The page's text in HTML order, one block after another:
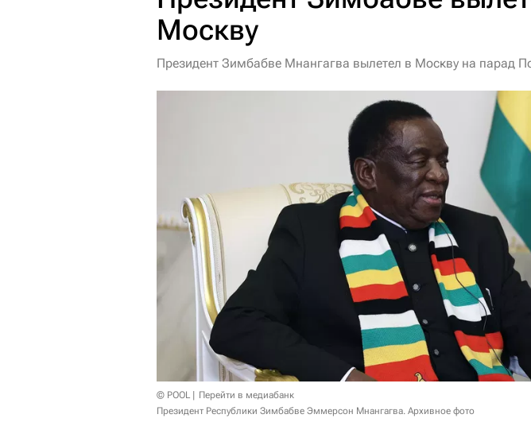
Москву
Президент Зимбабве Мнангагва вылетел в Москву на парад
© POOL
Перейти в медиабанк
Президент Республики Зимбабве Эммерсон Мнангагва. Архивное фото